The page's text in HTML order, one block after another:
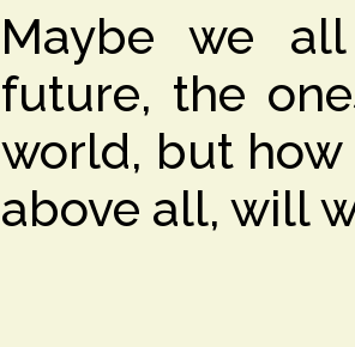
Maybe we
future, the
world, but
above all, will